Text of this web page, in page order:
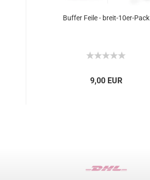
Buffer Feile - breit-10er-Pack
9,00 EUR